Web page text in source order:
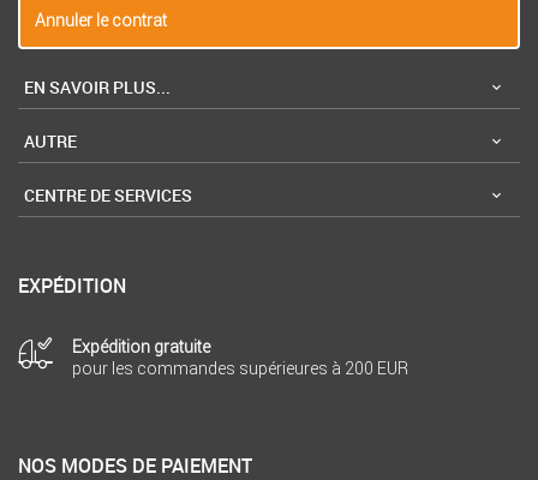
Annuler le contrat
EN SAVOIR PLUS...
AUTRE
CENTRE DE SERVICES
EXPÉDITION
Expédition gratuite
pour les commandes supérieures à 200 EUR
NOS MODES DE PAIEMENT